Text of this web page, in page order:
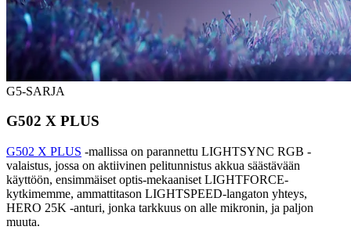
G5-SARJA
G502 X PLUS
G502 X PLUS -mallissa on parannettu LIGHTSYNC RGB -
valaistus, jossa on aktiivinen pelitunnistus akkua säästävään
käyttöön, ensimmäiset optis-mekaaniset LIGHTFORCE-
kytkimemme, ammattitason LIGHTSPEED-langaton yhteys,
HERO 25K -anturi, jonka tarkkuus on alle mikronin, ja paljon
muuta.